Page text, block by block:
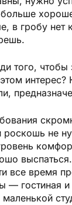
в гробу
того, чтобы
роскошь не
все время
— гостиная и